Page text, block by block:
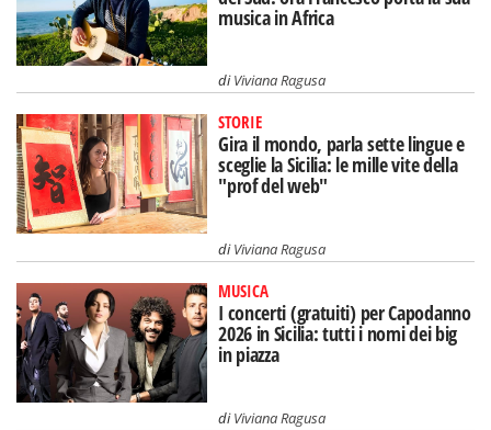
musica in Africa
diViviana Ragusa
STORIE
Gira il mondo, parla sette lingue e
sceglie la Sicilia: le mille vite della
"prof del web"
diViviana Ragusa
MUSICA
I concerti (gratuiti) per Capodanno
2026 in Sicilia: tutti i nomi dei big
in piazza
diViviana Ragusa